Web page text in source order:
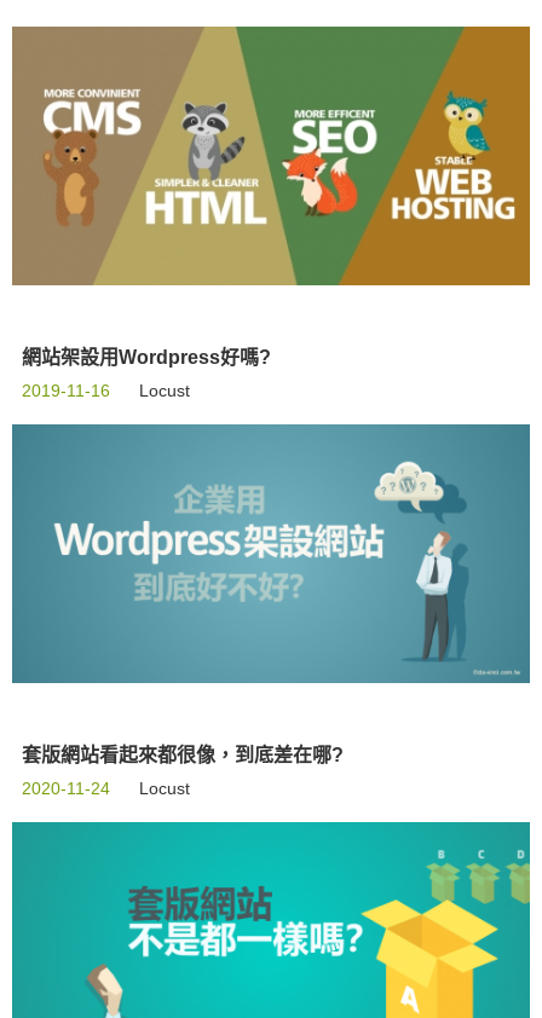
網站架設用Wordpress好嗎?
2019-11-16 Locust
套版網站看起來都很像，到底差在哪?
2020-11-24 Locust